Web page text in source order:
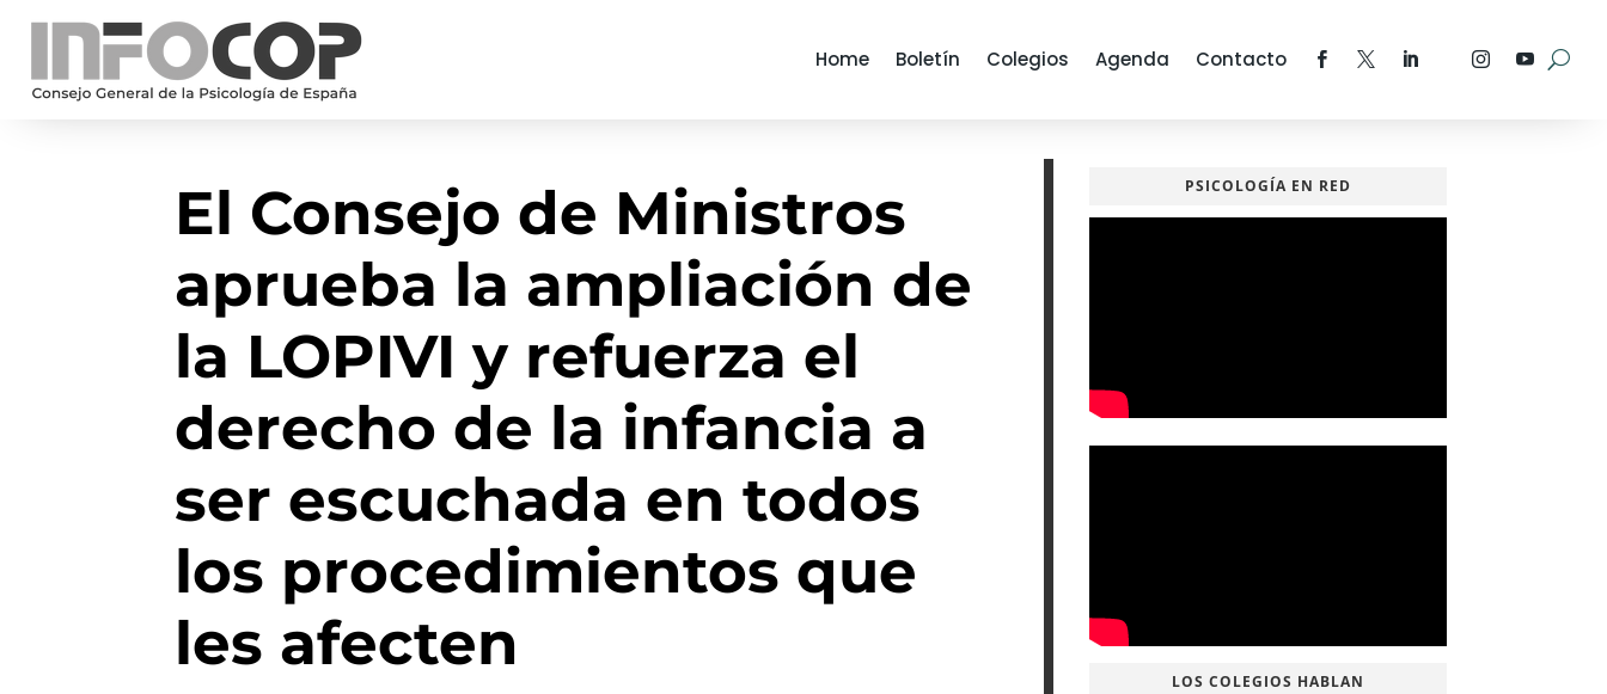
Home Boletín Colegios Agenda Contacto
El Consejo de Ministros
aprueba la ampliación de
la LOPIVI y refuerza el
derecho de la infancia a
ser escuchada en todos
los procedimientos que
les afecten
PSICOLOGÍA EN RED
LOS COLEGIOS HABLAN